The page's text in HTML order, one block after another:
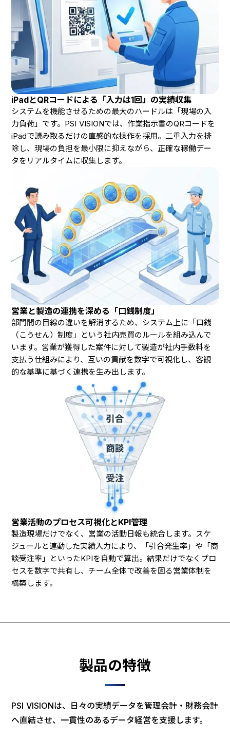
iPadとQRコードによる「入力は1回」の実績収集
システムを機能させるための最大のハードルは「現場の入
力負荷」です。PSI VISIONでは、作業指示書のQRコードを
iPadで読み取るだけの直感的な操作を採用。二重入力を排
除し、現場の負担を最小限に抑えながら、正確な稼働デー
タをリアルタイムに収集します。
営業と製造の連携を深める「口銭制度」
部門間の目線の違いを解消するため、システム上に「口銭
（こうせん）制度」という社内売買のルールを組み込んで
います。営業が獲得した案件に対して製造が社内手数料を
支払う仕組みにより、互いの貢献を数字で可視化し、客観
的な基準に基づく連携を生み出します。
営業活動のプロセス可視化とKPI管理
製造現場だけでなく、営業の活動日報も統合します。スケ
ジュールと連動した実績入力により、「引合発生率」や「商
談受注率」といったKPIを自動で算出。結果だけでなくプロ
セスを数字で共有し、チーム全体で改善を図る営業体制を
構築します。
製品の特徴
PSI VISIONは、日々の実績データを管理会計・財務会計
へ直結させ、一貫性のあるデータ経営を支援します。